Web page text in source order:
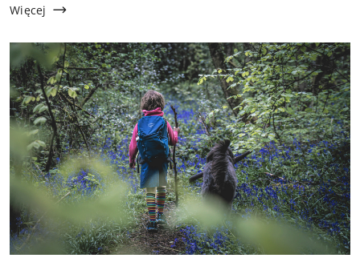
czy ozdoba nie przeszkadza przy chodzeniu.
Więcej